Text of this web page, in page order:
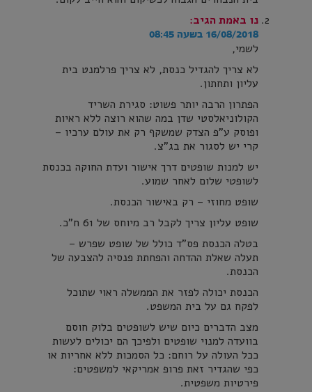
נו באמת הגיב:
16/08/2018 בשעה 08:45
לשמי,
לא צריך להגדיל כנסת, לא צריך פרלמנט בית
עליון ותחתון.
הפתרון הרבה יותר פשוט: סגירת השריד
הקולוניאלסטי שדן במה שהוא רוצה ללא ראיות
ופוסק ע"פ הצדק שמשקף רק את עולם ערכיו –
קרי יש לסגור את בג"צ.
יש למנות שופטים דרך אישור ועדת החוקה בכנסת
לשופטי שלום לאחר שמוע.
שופט מחוזי – רק באישור הכנסת.
שופט עליון צריך לקבל רב מיוחס של 61 ח"כ.
בטלה הכנסת פס"ד כולל של שופט שפרש –
תעלה שאלת ההדחה והפחתת פנסיה להצבעה של
הכנסת.
הכנסת יכולה לפזר את הממשלה ראוי שתוכל
לפקח גם על בית המשפט.
מצב הדברים כיום שיש לשופטים בלוק חוסם
בוועדה למנוי שופטים ולפיכך הם יכולים לעשות
ככל העולה על רוחם: כל הסמכות ללא אחריות או
כפי שהגדיר זאת פרופ אמריקאי למשפטים:
פירטיות משפטית.